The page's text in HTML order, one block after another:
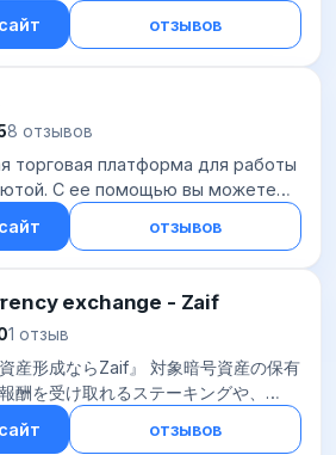
и лайки в социальных сетях по
отзывов
8 отзывов
торговая платформа для работы
С ее помощью вы можете
демо-режиме, вручную и
разрабатывать и тестировать
отзывов
exchange - Zaif
1 отзыв
資産形成ならZaif』 対象暗号資産の保有
酬を受け取れるステーキングや、
められるコイン積立、利用額に応じて
れるZaifカードな...
отзывов